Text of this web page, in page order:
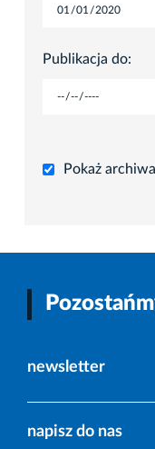
Publikacja do:
Pokaż
newsletter
napisz do nas